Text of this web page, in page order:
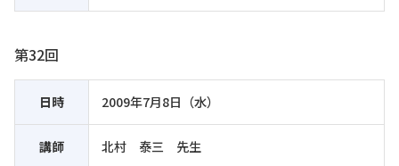
第32回
日時 2009年7月8日（水）
講師 北村 泰三 先生